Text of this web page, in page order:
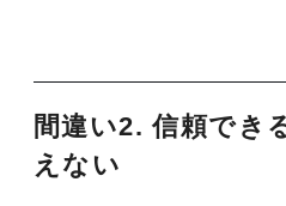
間違い2. 信頼でき
えない